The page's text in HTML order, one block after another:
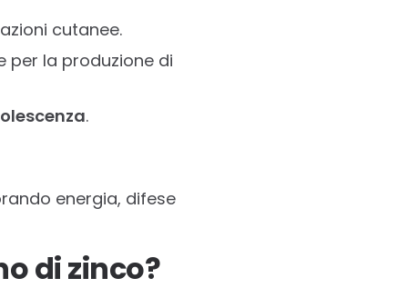
cutanee.
per la produzione di
.
energia, difese
di zinco?